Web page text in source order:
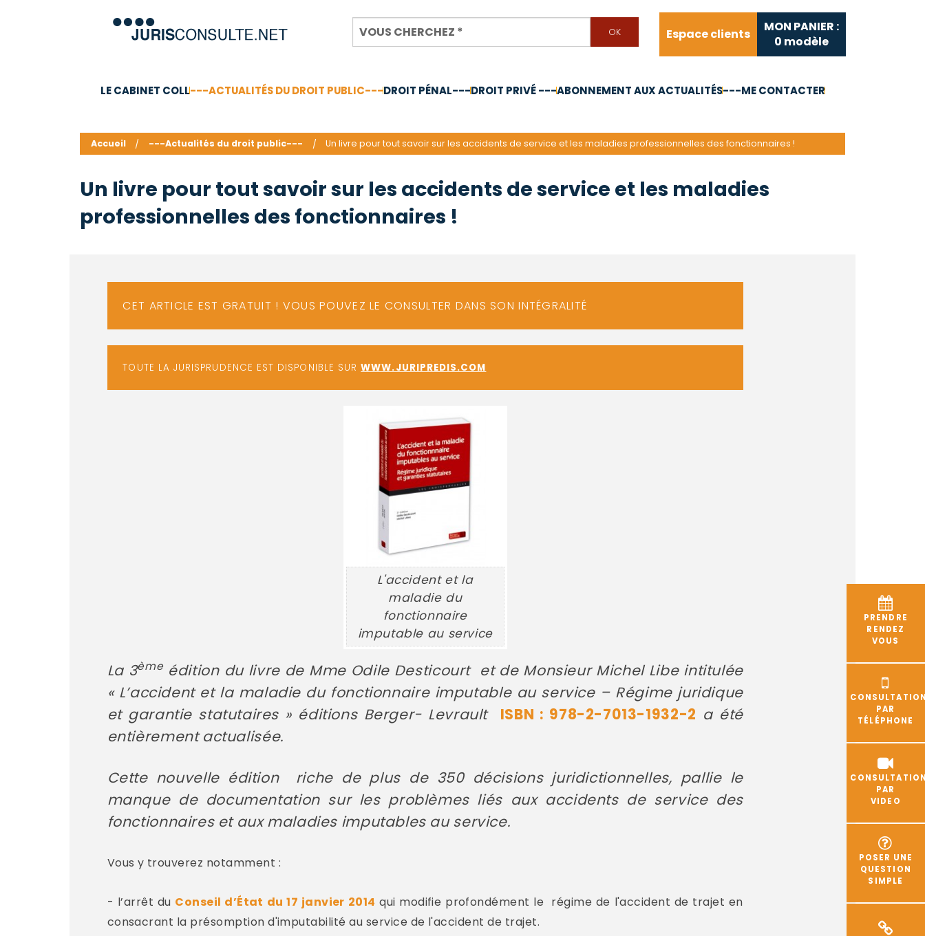
Espace clients
MON PANIER :
0 modèle
LE CABINET COLL---ACTUALITÉS DU DROIT PUBLIC---DROIT PÉNAL---DROIT PRIVÉ ---ABONNEMENT AUX ACTUALITÉS---ME CONTACTER
PRENDRE
RENDEZ
VOUS
PAR
TÉLÉPHONE
PAR
VIDEO
POSER UNE
QUESTION
SIMPLE
Accueil ---Actualités du droit public--- Un livre pour tout savoir sur les accidents de service et les maladies professionnelles des fonctionnaires !
Un livre pour tout savoir sur les accidents de service et les maladies
professionnelles des fonctionnaires !
CET ARTICLE EST GRATUIT ! VOUS POUVEZ LE CONSULTER DANS SON INTÉGRALITÉ
TOUTE LA JURISPRUDENCE EST DISPONIBLE SURWWW.JURIPREDIS.COM
L'accident et la
maladie du
fonctionnaire
imputable au service
La 3èmeédition du livre de Mme Odile Desticourt et de Monsieur Michel Libe intitulée
« L’accident et la maladie du fonctionnaire imputable au service – Régime juridique
et garantie statutaires » éditions Berger- Levrault ISBN : 978-2-7013-1932-2 a été
entièrement actualisée.
Cette nouvelle édition riche de plus de 350 décisions juridictionnelles, pallie le
manque de documentation sur les problèmes liés aux accidents de service des
fonctionnaires et aux maladies imputables au service.
Vous y trouverez notamment :
- l’arrêt du Conseil d’État du 17 janvier 2014 qui modifie profondément le régime de l'accident de trajet en
consacrant la présomption d'imputabilité au service de l'accident de trajet.